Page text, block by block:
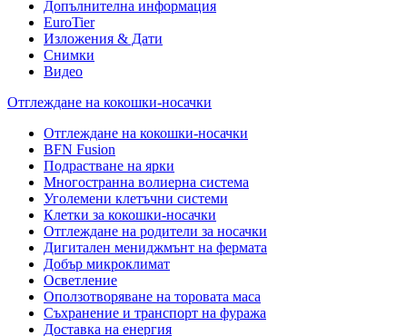
Допълнителна информация
EuroTier
Изложения & Дати
Снимки
Видео
Отглеждане на кокошки-носачки
Отглеждане на кокошки-носачки
BFN Fusion
Подрастване на ярки
Многостранна волиерна система
Уголемени клетъчни системи
Клетки за кокошки-носачки
Отглеждане на родители за носачки
Дигитален мениджмънт на фермата
Добър микроклимат
Осветление
Оползотворяване на торовата маса
Съхранение и транспорт на фуража
Доставка на енергия